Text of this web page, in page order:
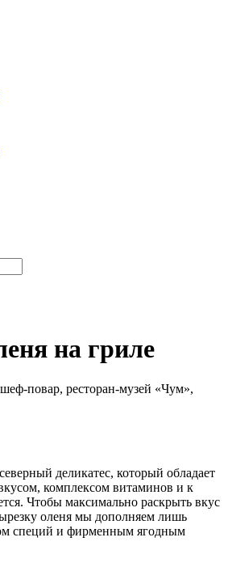
на гриле
повар, ресторан-музей «Чум»,
деликатес, который обладает
комплексом витаминов и к
Чтобы максимально раскрыть вкус
оленя мы дополняем лишь
специй и фирменным ягодным